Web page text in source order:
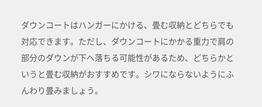
ダウンコートはハンガーにかける、畳む収納とどちらでも
対応できます。ただし、ダウンコートにかかる重力で肩の
部分のダウンが下へ落ちる可能性があるため、どちらかと
いうと畳む収納がおすすめです。シワにならないようにふ
んわり畳みましょう。